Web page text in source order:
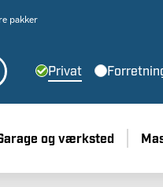
pakker
Privat
og værksted